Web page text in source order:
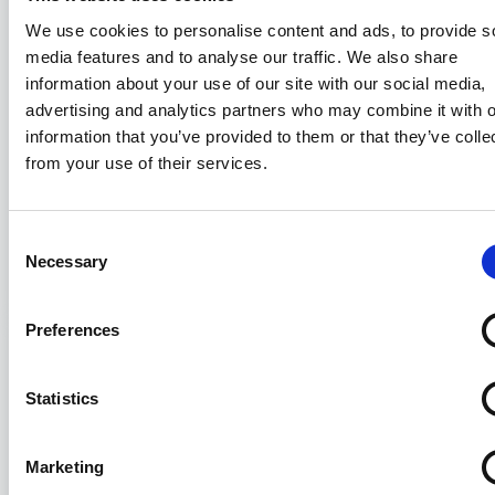
We use cookies to personalise content and ads, to provide
media features and to analyse our traffic. We also share
information about your use of our site with our social media,
advertising and analytics partners who may combine it with
information that you’ve provided to them or that they’ve
from your use of their services.
Selection
Necessary
Preferences
Statistics
Marketing